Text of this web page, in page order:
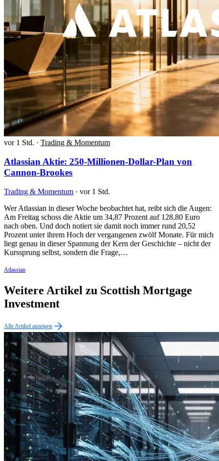
vor 1 Std. · Trading & Momentum
Atlassian Aktie: 250-Millionen-Dollar-Plan von
Cannon-Brookes
Trading & Momentum · vor 1 Std.
Wer Atlassian in dieser Woche beobachtet hat, reibt sich die Augen:
Am Freitag schoss die Aktie um 34,87 Prozent auf 128,80 Euro
nach oben. Und doch notiert sie damit noch immer rund 20,52
Prozent unter ihrem Hoch der vergangenen zwölf Monate. Für mich
liegt genau in dieser Spannung der Kern der Geschichte – nicht der
Kurssprung selbst, sondern die Frage,…
Atlassian
Weitere Artikel zu Scottish Mortgage
Investment
Alle Artikel anzeigen